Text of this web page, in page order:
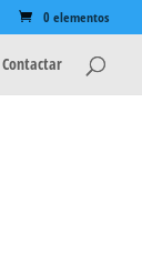
0 elementos
Contactar